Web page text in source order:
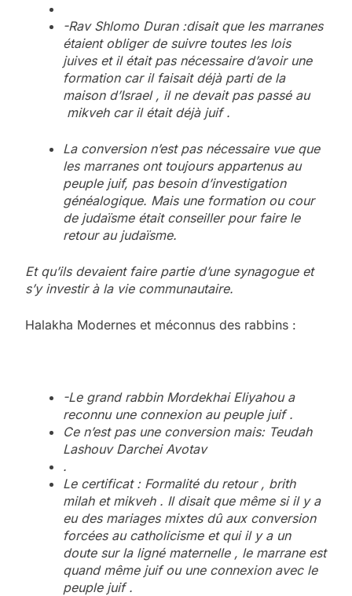
-Rav Shlomo Duran :disait que les marranes
étaient obliger de suivre toutes les lois
juives et il était pas nécessaire d’avoir une
formation car il faisait déjà parti de la
maison d’Israel , il ne devait pas passé au
mikveh car il était déjà juif .
La conversion n’est pas nécessaire vue que
les marranes ont toujours appartenus au
peuple juif, pas besoin d’investigation
généalogique. Mais une formation ou cour
de judaïsme était conseiller pour faire le
retour au judaïsme.
Et qu’ils devaient faire partie d’une synagogue et
s’y investir à la vie communautaire.
Halakha Modernes et méconnus des rabbins :
-Le grand rabbin Mordekhai Eliyahou a
reconnu une connexion au peuple juif .
Ce n’est pas une conversion mais: Teudah
Lashouv Darchei Avotav
.
Le certificat : Formalité du retour , brith
milah et mikveh . Il disait que même si il y a
eu des mariages mixtes dû aux conversion
forcées au catholicisme et qui il y a un
doute sur la ligné maternelle , le marrane est
quand même juif ou une connexion avec le
peuple juif .